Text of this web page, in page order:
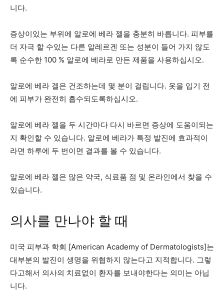
니다.
증상이있는 부위에 알로에 베라 젤을 충분히 바릅니다. 피부를
더 자극 할 수있는 다른 알레르겐 또는 성분이 들어 가지 않도
록 순수한 100 % 알로에 베라로 만든 제품을 사용하십시오.
알로에 베라 겔은 건조하는데 몇 분이 걸립니다. 옷을 입기 전
에 피부가 완전히 흡수되도록하십시오.
알로에 베라 젤을 두 시간마다 다시 바르면 증상에 도움이되는
지 확인할 수 있습니다. 알로에 베라가 특정 발진에 효과적이
라면 하루에 두 번이면 결과를 볼 수 있습니다.
알로에 베라 젤은 많은 약국, 식료품 점 및 온라인에서 찾을 수
있습니다.
의사를 만나야 할 때
미국 피부과 학회 [American Academy of Dermatologists]는
대부분의 발진이 생명을 위협하지 않는다고 지적합니다. 그렇
다고해서 의사의 치료없이 환자를 보내야한다는 의미는 아닙
니다.